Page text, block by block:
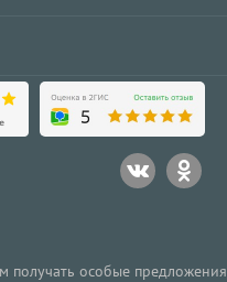
получать особые предложения